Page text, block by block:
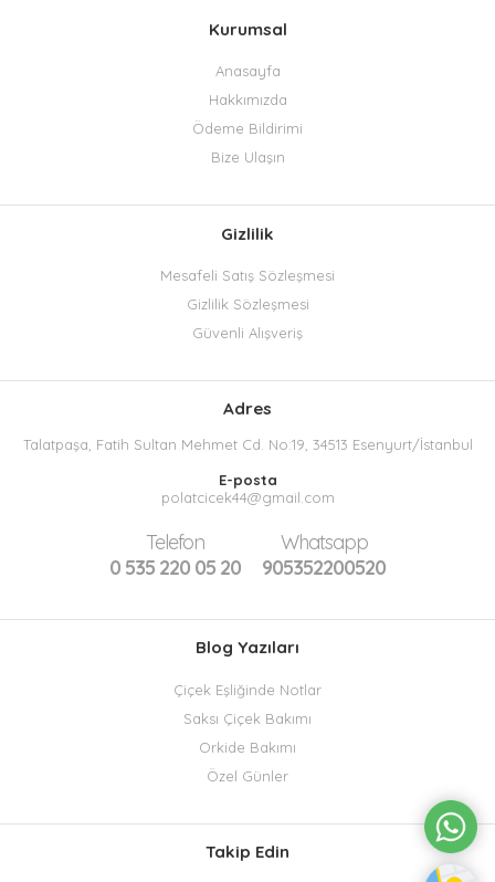
Kurumsal
Anasayfa
Hakkımızda
Ödeme Bildirimi
Bize Ulaşın
Gizlilik
Mesafeli Satış Sözleşmesi
Gizlilik Sözleşmesi
Güvenli Alışveriş
Adres
Talatpaşa, Fatih Sultan Mehmet Cd. No:19, 34513 Esenyurt/İstanbul
E-posta
polatcicek44@gmail.com
Telefon
0 535 220 05 20
Whatsapp
905352200520
Blog Yazıları
Çiçek Eşliğinde Notlar
Saksı Çiçek Bakımı
Orkide Bakımı
Özel Günler
Takip Edin